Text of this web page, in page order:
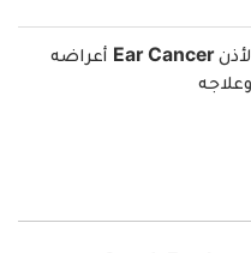
سرطان الأذن Ear Cancer أعراضه